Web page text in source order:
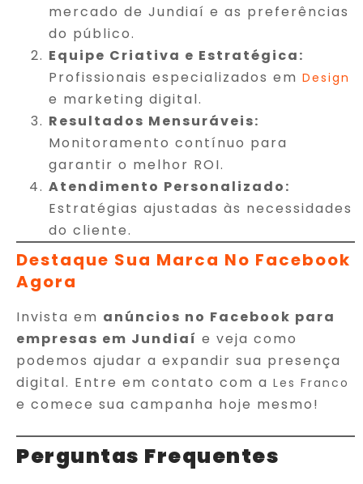
mercado de Jundiaí e as preferências
do público.
Equipe Criativa e Estratégica:
Profissionais especializados em Design
e marketing digital.
Resultados Mensuráveis:
Monitoramento contínuo para
garantir o melhor ROI.
Atendimento Personalizado:
Estratégias ajustadas às necessidades
do cliente.
Destaque Sua Marca No Facebook
Agora
Invista em anúncios no Facebook para
empresas em Jundiaí e veja como
podemos ajudar a expandir sua presença
digital. Entre em contato com a Les Franco
e comece sua campanha hoje mesmo!
Perguntas Frequentes